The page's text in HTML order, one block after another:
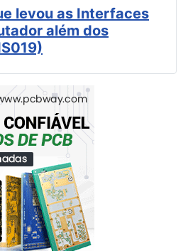
levou as Interfaces
além dos